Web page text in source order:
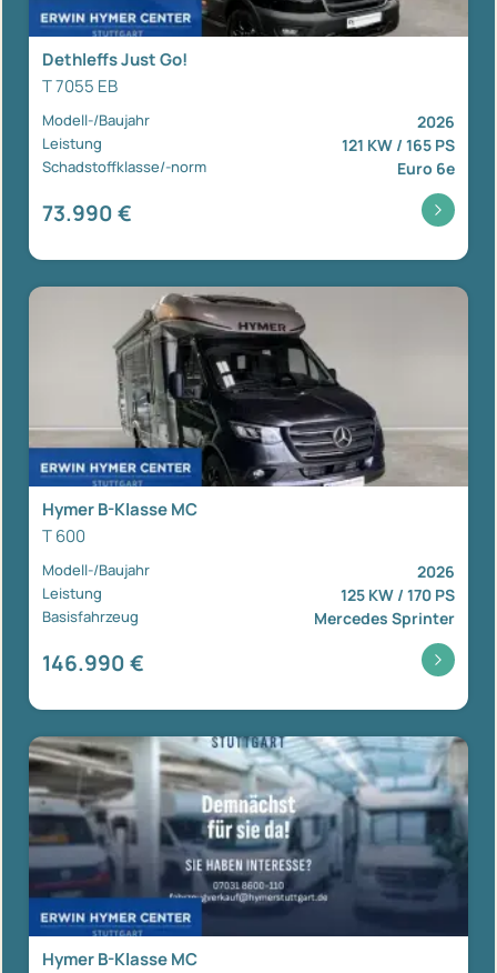
Dethleffs Just Go!
T 7055 EB
Modell-/Baujahr 2026
Leistung 121 KW / 165 PS
Schadstoffklasse/-norm Euro 6e
73.990 €
Hymer B-Klasse MC
T 600
Modell-/Baujahr 2026
Leistung 125 KW / 170 PS
Basisfahrzeug Mercedes Sprinter
146.990 €
Hymer B-Klasse MC